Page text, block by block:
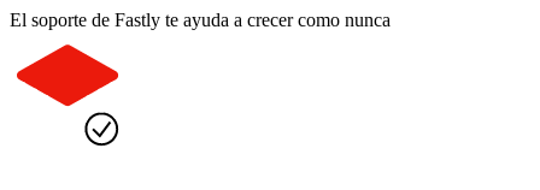
El soporte de Fastly te ayuda a crecer como nunca